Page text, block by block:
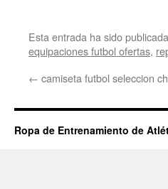
Esta entrada ha sido
equipaciones futbol ofertas,
← camiseta futbol seleccion
Ropa de Entrenamiento de